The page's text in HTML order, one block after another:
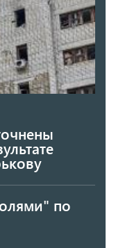
по